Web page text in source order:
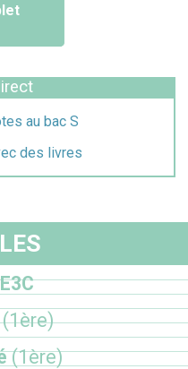
au bac S
des livres
(1ère)
(1ère)